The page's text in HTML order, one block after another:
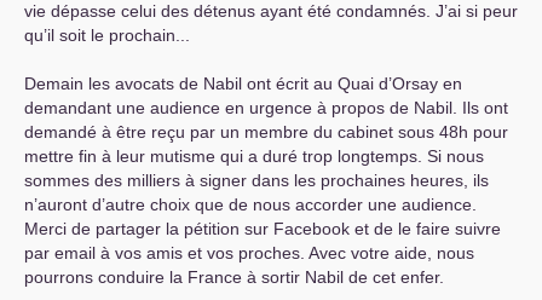
vie dépasse celui des détenus ayant été condamnés. J’ai si peur
qu’il soit le prochain...
Demain les avocats de Nabil ont écrit au Quai d’Orsay en
demandant une audience en urgence à propos de Nabil. Ils ont
demandé à être reçu par un membre du cabinet sous 48h pour
mettre fin à leur mutisme qui a duré trop longtemps. Si nous
sommes des milliers à signer dans les prochaines heures, ils
n’auront d’autre choix que de nous accorder une audience.
Merci de partager la pétition sur Facebook et de le faire suivre
par email à vos amis et vos proches. Avec votre aide, nous
pourrons conduire la France à sortir Nabil de cet enfer.